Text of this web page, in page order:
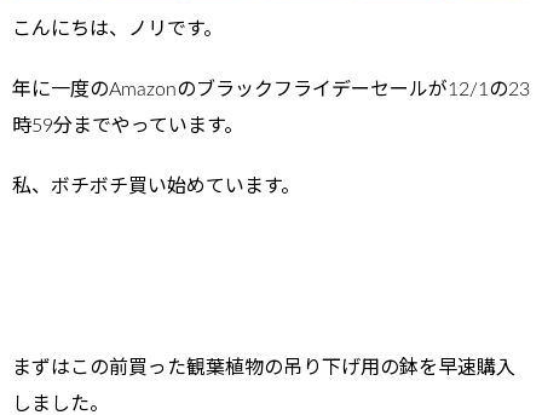
こんにちは、ノリです。
年に一度のAmazonのブラックフライデーセールが12/1の23
時59分までやっています。
私、ボチボチ買い始めています。
まずはこの前買った観葉植物の吊り下げ用の鉢を早速購入
しました。